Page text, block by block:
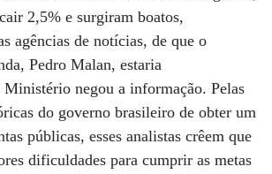
2,5% e surgiram boatos,
agências de notícias, de que o
Pedro Malan, estaria
negou a informação. Pelas
do governo brasileiro de obter um
públicas, esses analistas crêem que
dificuldades para cumprir as metas